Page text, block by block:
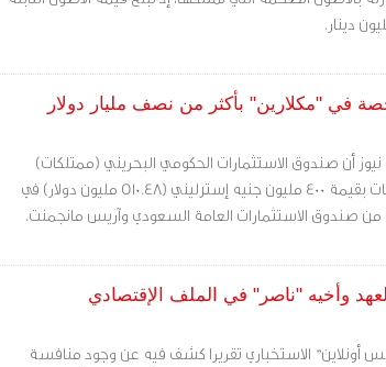
في "مكلارين" بأكثر من نصف مليار دولار
أن صندوق الاستثمارات الحكومي البحريني (ممتلكات)
سيشتري أسهما ممتازة وضمانات بقيمة 400 مليون جنيه إسترليني (510.48 مليون دولار) في
من صندوق الاستثمارات العامة السعودي وآريس مانجمنت.
وأخيه "ناصر" في الملف الإقتصادي
أونلاين" الاستخباري تقريرا كشف فيه عن وجود منافسة